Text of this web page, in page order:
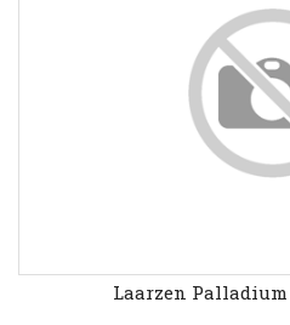
Laarzen Palladium